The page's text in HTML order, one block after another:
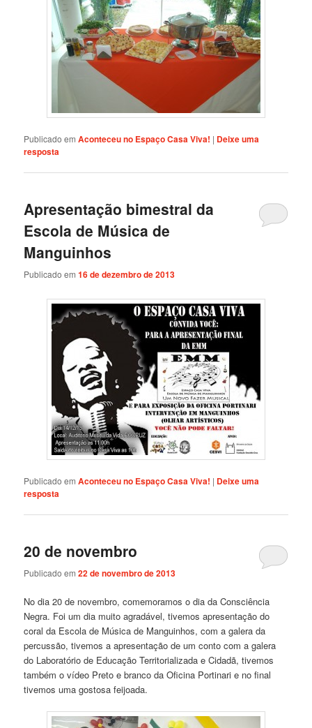
Publicado em Aconteceu no Espaço Casa Viva! | Deixe uma
resposta
Apresentação bimestral da
Escola de Música de
Manguinhos
Publicado em16 de dezembro de 2013
Publicado em Aconteceu no Espaço Casa Viva! | Deixe uma
resposta
20 de novembro
Publicado em22 de novembro de 2013
No dia 20 de novembro, comemoramos o dia da Consciência
Negra. Foi um dia muito agradável, tivemos apresentação do
coral da Escola de Música de Manguinhos, com a galera da
percussão, tivemos a apresentação de um conto com a galera
do Laboratório de Educação Territorializada e Cidadã, tivemos
também o vídeo Preto e branco da Oficina Portinari e no final
tivemos uma gostosa feijoada.